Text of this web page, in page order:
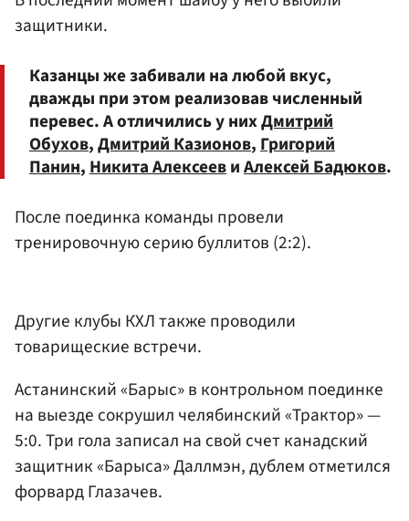
защитники.
Казанцы же забивали на любой вкус,
дважды при этом реализовав численный
перевес. А отличились у нихДмитрий
Обухов,Дмитрий Казионов,Григорий
Панин,Никита АлексеевиАлексей Бадюков.
После поединка команды провели
тренировочную серию буллитов (2:2).
Другие клубы КХЛ также проводили
товарищеские встречи.
Астанинский «Барыс» в контрольном поединке
на выезде сокрушил челябинский «Трактор» —
5:0. Три гола записал на свой счет канадский
защитник «Барыса» Даллмэн, дублем отметился
форвард Глазачев.